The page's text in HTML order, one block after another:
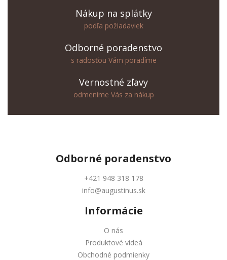
Nákup na splátky
podľa požiadaviek
Odborné poradenstvo
s radosťou Vám poradíme
Vernostné zľavy
odmeníme Vás za nákup
Odborné poradenstvo
+421 948 318 178
info@augustinus.sk
Informácie
O nás
Produktové videá
Obchodné podmienky